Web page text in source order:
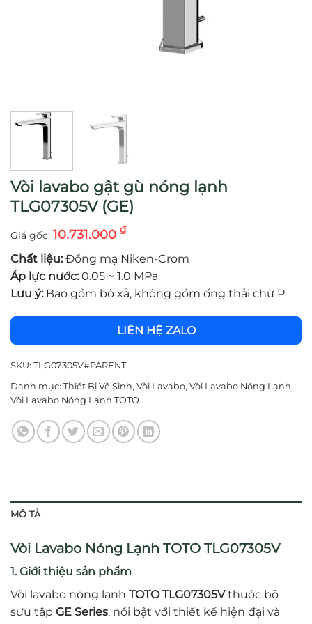
Vòi lavabo gật gù nóng lạnh
TLG07305V (GE)
10.731.000 ₫
Chất liệu: Đồng mạ Niken-Crom
Áp lực nước: 0.05 ~ 1.0 MPa
Lưu ý: Bao gồm bộ xả, không gồm ống thải chữ P
LIÊN HỆ ZALO
SKU: TLG07305V#PARENT
Danh mục: Thiết Bị Vệ Sinh, Vòi Lavabo, Vòi Lavabo Nóng Lạnh,
Vòi Lavabo Nóng Lạnh TOTO
MÔ TẢ
Vòi Lavabo Nóng Lạnh TOTO TLG07305V
1. Giới thiệu sản phẩm
Vòi lavabo nóng lạnh TOTO TLG07305Vthuộc bộ
sưu tập GE Series, nổi bật với thiết kế hiện đại và